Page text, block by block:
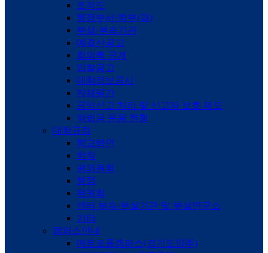
조직도
행정부서·학부(과)
부설·부속기관
예결산공고
회의록 공개
입찰공고
대학정보공시
자체평가
공익신고 처리 및 신고자 보호 제도
적립금 운용 현황
대학규정
학교법인
학칙
평의원회
행정
위원회
센터 부속·부설기관 및 부설연구소
기타
캠퍼스안내
메트로폴캠퍼스(경기도양주)